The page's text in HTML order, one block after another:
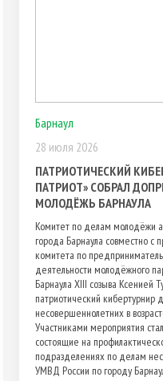
Барнаул
28 июля 2026
ПАТРИОТИЧЕСКИЙ
ПАТРИОТ» СОБРАЛ
МОЛОДЁЖЬ БАРНАУЛА
Комитет по делам молодёжи
города Барнаула совместно с
комитета по
деятельности молодёжного
Барнаула XIII созыва Ксенией
патриотический кибертурнир
несовершеннолетних в
Участниками мероприятия
состоящие на
подразделениях по делам
УМВД России по городу